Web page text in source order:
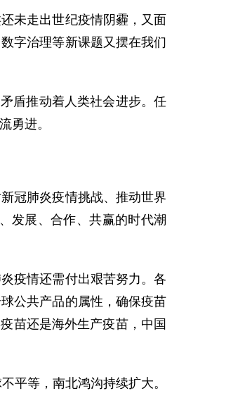
未走出世纪疫情阴霾，又面
字治理等新课题又摆在我们
盾推动着人类社会进步。任
勇进。
冠肺炎疫情挑战、推动世界
发展、合作、共赢的时代潮
疫情还需付出艰苦努力。各
公共产品的属性，确保疫苗
苗还是海外生产疫苗，中国
平等，南北鸿沟持续扩大。